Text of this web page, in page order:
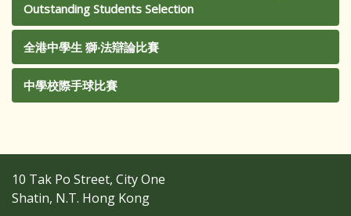
Outstanding Students Selection
全港中學生 獅‧法辯論比賽
中學校際手球比賽
10 Tak Po Street, City One
Shatin, N.T. Hong Kong